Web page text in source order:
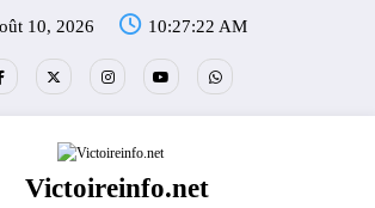
10, 2026 10:27:22 AM
Victoireinfo.net